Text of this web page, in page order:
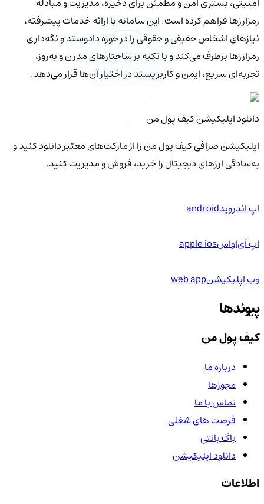
رمزارزها فراهم کرده است. این سامانه با ارائه خدمات پیشرفته،
نیازهای اشخاص حقیقی و حقوقی را در حوزه دادوستد و نگه‌داری
رمزارزها برطرف می‌کند و با تکیه بر ساختارهای مدرن و به‌روز،
تجربه‌ای سریع، ایمن و کاربرپسند در اختیار آن‌ها قرار می‌دهد.
دانلود اپلیکیشن کیف‌ پول من
اپلیکیشن صرافی کیف پول من را از مارکت‌های معتبر دانلود کنید و
به‌سادگی ارزهای دیجیتال را خرید، فروش و مدیریت کنید.
اپ اندرویدandroid
اپ آی‌او‌اسapple ios
وب اپلیکیشنweb app
پیوندها
کیف پول من
درباره ما
مجوزها
تماس با ما
فرصت های شغلی
باگ بانتی
دانلود اپلیکیشن
اطلاعات